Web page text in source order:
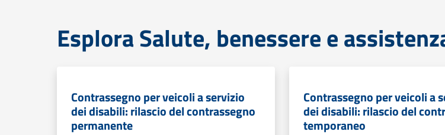
Esplora Salute, benessere e
Contrassegno per veicoli a servizio
dei disabili: rilascio del contrassegno
permanente
Contrassegno per veicoli a
dei disabili: rilascio del
temporaneo